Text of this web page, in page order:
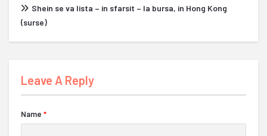
Shein se va lista – in sfarsit – la bursa, in Hong Kong
(surse)
Leave A Reply
Name *